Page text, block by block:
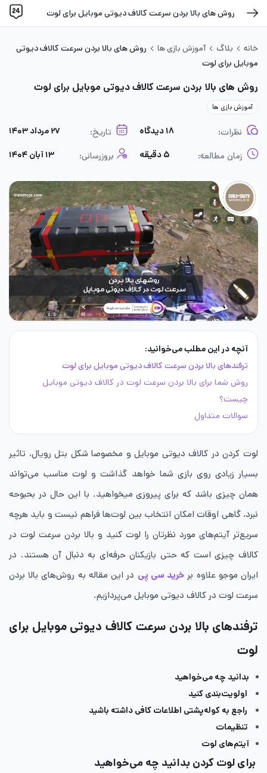
روش های بالا بردن سرعت کالاف دیوتی موبایل برای لوت
خانه بلاگ آموزش بازی ها
روش های بالا بردن سرعت کالاف دیوتی
موبایل برای لوت
روش های بالا بردن سرعت کالاف دیوتی موبایل برای لوت
آموزش بازی ها
نظرات: ۱۸ دیدگاه تاریخ: ۲۷ مرداد ۱۴۰۳
زمان مطالعه: ۵ دقیقه بروزرسانی: ۱۳ آبان ۱۴۰۴
آنچه در این مطلب می‌خوانید:
ترفندهای بالا بردن سرعت کالاف دیوتی موبایل برای لوت
روش شما برای بالا بردن سرعت لوت در کالاف دیوتی موبایل
چیست؟
سوالات متداول
لوت کردن در کالاف دیوتی موبایل و مخصوصا شکل بتل رویال، تاثیر
بسیار زیادی روی بازی شما خواهد گذاشت و لوت مناسب می‌تواند
همان چیزی باشد که برای پیروزی میخواهید. با این حال در بحبوحه
نبرد، گاهی اوقات امکان انتخاب بین لوت‌ها فراهم نیست و باید هرچه
سریع‌تر آیتم‌های مورد نظرتان را لوت کنید و بالا بردن سرعت لوت در
کالاف چیزی است که حتی بازیکنان حرفه‌ای به دنبال آن هستند. در
ایران موجو علاوه بر خرید سی پی در این مقاله به روش‌های بالا بردن
سرعت لوت در کالاف دیوتی موبایل می‌پردازیم.
ترفندهای بالا بردن سرعت کالاف دیوتی موبایل برای
لوت
بدانید چه می‌خواهید
اولویت‌بندی کنید
راجع به کوله‌پشتی اطلاعات کافی داشته باشید
تنظیمات
آیتم‌های لوت
برای لوت کردن بدانید چه می‌خواهید